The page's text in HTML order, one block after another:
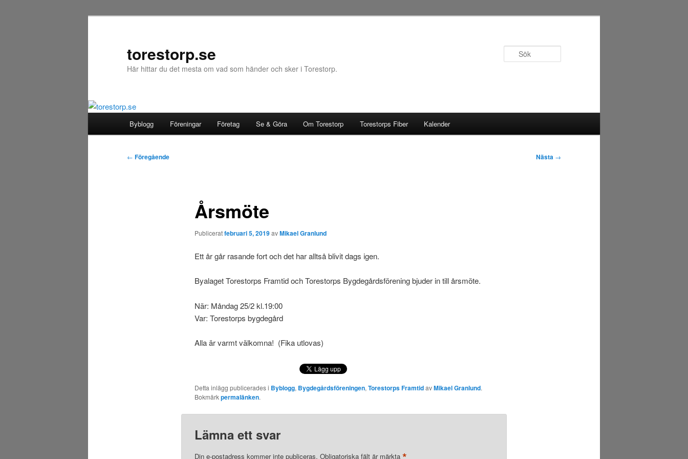
torestorp.se
Här hittar du det mesta om vad som händer och sker i Torestorp.
Byblogg Föreningar Företag Se & Göra Om Torestorp Torestorps Fiber Kalender
Inläggsnavigering
← Föregående Nästa →
Årsmöte
Publiceratfebruari 5, 2019avMikael Granlund
Ett år går rasande fort och det har alltså blivit dags igen.
Byalaget Torestorps Framtid och Torestorps Bygdegårdsförening bjuder in till årsmöte.
När: Måndag 25/2 kl.19:00
Var: Torestorps bygdegård
Alla är varmt välkomna! (Fika utlovas)
Detta inlägg publicerades i Byblogg, Bygdegårdsföreningen, Torestorps FramtidavMikael Granlund.
Bokmärkpermalänken.
Lämna ett svar
Din e-postadress kommer inte publiceras. Obligatoriska fält är märkta